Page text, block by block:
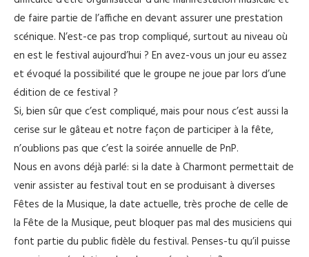
de faire partie de l’affiche en devant assurer une prestation
scénique. N’est-ce pas trop compliqué, surtout au niveau où
en est le festival aujourd’hui ? En avez-vous un jour eu assez
et évoqué la possibilité que le groupe ne joue par lors d’une
édition de ce festival ?
Si, bien sûr que c’est compliqué, mais pour nous c’est aussi la
cerise sur le gâteau et notre façon de participer à la fête,
n’oublions pas que c’est la soirée annuelle de PnP.
Nous en avons déjà parlé: si la date à Charmont permettait de
venir assister au festival tout en se produisant à diverses
Fêtes de la Musique, la date actuelle, très proche de celle de
la Fête de la Musique, peut bloquer pas mal des musiciens qui
font partie du public fidèle du festival. Penses-tu qu’il puisse